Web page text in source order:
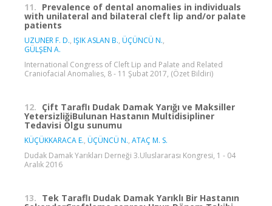
11. Prevalence of dental anomalies in individuals
with unilateral and bilateral cleft lip and/or palate
patients
UZUNER F. D., IŞIK ASLAN B., ÜÇÜNCÜ N.,
GÜLŞEN A.
International Congress of Cleft Lip and Palate and Related
Craniofacial Anomalies, 8 - 11 Şubat 2017, (Özet Bildiri)
12. Çift Taraflı Dudak Damak Yarığı ve Maksiller
YetersizliğiBulunan Hastanın Multidisipliner
Tedavisi Olgu sunumu
KÜÇÜKKARACA E., ÜÇÜNCÜ N., ATAÇ M. S.
Dudak Damak Yarıkları Derneği 3.Uluslararası Kongresi, 1 - 04
Aralık 2016
13. Tek Taraflı Dudak Damak Yarıklı Bir Hastanın